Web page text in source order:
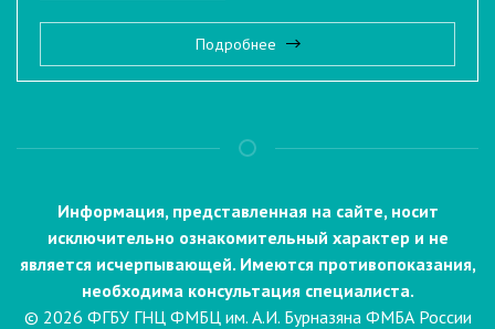
Подробнее
Информация, представленная на сайте, носит
исключительно ознакомительный характер и не
является исчерпывающей. Имеются противопоказания,
необходима консультация специалиста.
© 2026 ФГБУ ГНЦ ФМБЦ им. А.И. Бурназяна ФМБА России